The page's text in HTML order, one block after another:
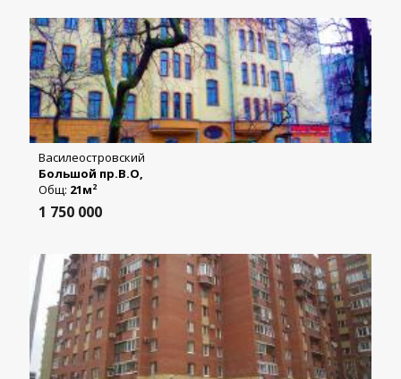
Василеостровский
Большой пр.В.О,
Общ: 21м2
1 750 000